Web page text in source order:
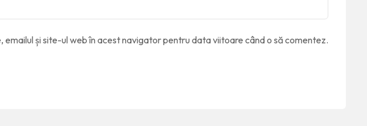
emailul și site-ul web în acest navigator pentru data viitoare când o să comentez.